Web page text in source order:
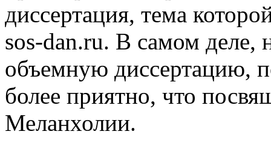
диссертация, тема
sos-dan.ru. В самом деле,
объемную диссертацию,
более приятно, что
Меланхолии.